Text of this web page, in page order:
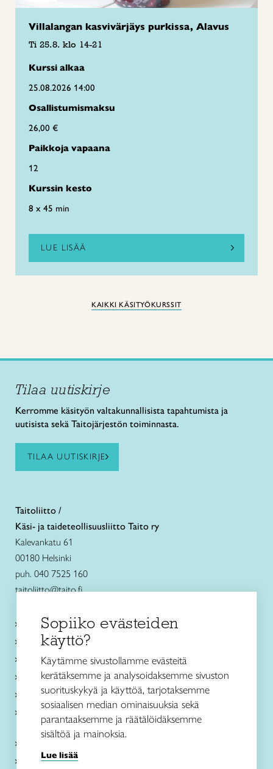
Villalangan kasvivärjäys purkissa, Alavus
Ti 25.8. klo 14-21
Kurssi alkaa
25.08.2026 14:00
Osallistumismaksu
26,00 €
Paikkoja vapaana
12
Kurssin kesto
8 x 45 min
LUE LISÄÄ
KAIKKI KÄSITYÖKURSSIT
Tilaa uutiskirje
Kerromme käsityön valtakunnallisista tapahtumista ja
uutisista sekä Taitojärjestön toiminnasta.
TILAA UUTISKIRJE
Taitoliitto /
Käsi- ja taideteollisuusliitto Taito ry
Kalevankatu 61
00180 Helsinki
puh. 040 7525 160
taitoliitto@taito.fi
Käsityökurssit ja koulutus
Ajankohtaista
Käsityöohjeet
Me olemme Taito
Paikallinen toiminta
Verkkokaupat
Kirjaudu Arviin
Kirjaudu Taitocampukseen
Sopiiko evästeiden
käyttö?
Käytämme sivustollamme evästeitä
kerätäksemme ja analysoidaksemme sivuston
suorituskykyä ja käyttöä, tarjotaksemme
sosiaalisen median ominaisuuksia sekä
parantaaksemme ja räätälöidäksemme
sisältöä ja mainoksia.
Lue lisää